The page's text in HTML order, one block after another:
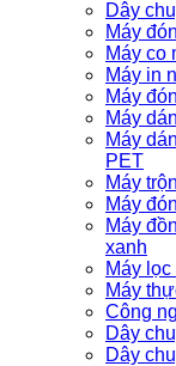
Dây
Máy
Máy co
Máy in
Máy
Máy
Máy
PET
Máy
Máy
Máy
xanh
Máy
Máy
Công
Dây
Dây